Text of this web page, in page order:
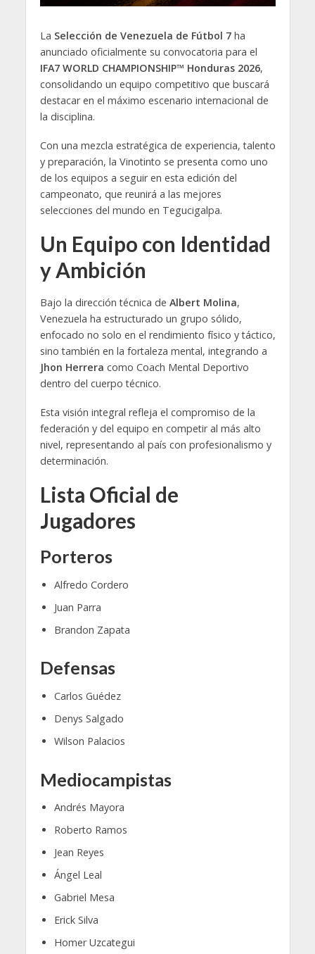
La Selección de Venezuela de Fútbol 7ha
anunciado oficialmente su convocatoria para el
IFA7 WORLD CHAMPIONSHIP™ Honduras 2026,
consolidando un equipo competitivo que buscará
destacar en el máximo escenario internacional de
la disciplina.
Con una mezcla estratégica de experiencia, talento
y preparación, la Vinotinto se presenta como uno
de los equipos a seguir en esta edición del
campeonato, que reunirá a las mejores
selecciones del mundo en Tegucigalpa.
Un Equipo con Identidad
y Ambición
Bajo la dirección técnica de Albert Molina,
Venezuela ha estructurado un grupo sólido,
enfocado no solo en el rendimiento físico y táctico,
sino también en la fortaleza mental, integrando a
Jhon Herrera como Coach Mental Deportivo
dentro del cuerpo técnico.
Esta visión integral refleja el compromiso de la
federación y del equipo en competir al más alto
nivel, representando al país con profesionalismo y
determinación.
Lista Oficial de
Jugadores
Porteros
Alfredo Cordero
Juan Parra
Brandon Zapata
Defensas
Carlos Guédez
Denys Salgado
Wilson Palacios
Mediocampistas
Andrés Mayora
Roberto Ramos
Jean Reyes
Ángel Leal
Gabriel Mesa
Erick Silva
Homer Uzcategui